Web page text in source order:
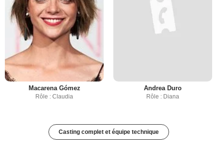
Macarena Gómez
Rôle : Claudia
Andrea Duro
Rôle : Diana
Casting complet et équipe technique